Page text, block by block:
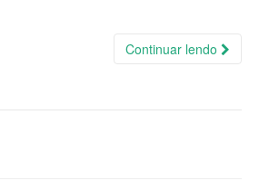
Continuar lendo